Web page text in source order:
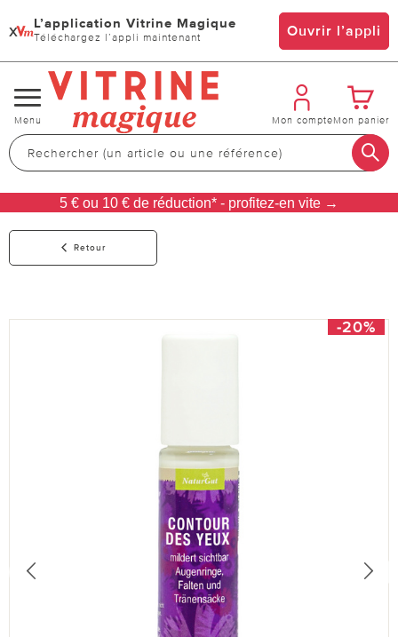
x L’application Vitrine Magique
Téléchargez l’appli maintenant Ouvrir l’appli
Changer
de
navigation
Menu Mon compteMon panier
5 € ou 10 € de réduction* - profitez-en vite →
Retour
-20%